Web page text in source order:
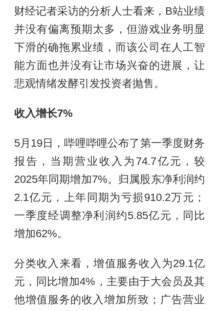
财经记者采访的分析人士看来，B站业绩
并没有偏离预期太多，但游戏业务明显
下滑的确拖累业绩，而该公司在人工智
能方面也并没有让市场兴奋的进展，让
悲观情绪发酵引发投资者抛售。
收入增长7%
5月19日，哔哩哔哩公布了第一季度财务
报告，当期营业收入为74.7亿元，较
2025年同期增加7%。归属股东净利润约
2.1亿元，上年同期为亏损910.2万元；
一季度经调整净利润约5.85亿元，同比
增加62%。
分类收入来看，增值服务收入为29.1亿
元，同比增加4%，主要由于大会员及其
他增值服务的收入增加所致；广告营业